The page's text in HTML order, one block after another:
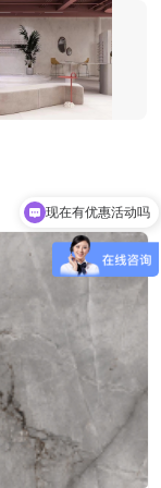
古先生成功提交需求
北胡先生成功提交需求
川贺先生成功提交需求
吴女士成功提交需求
甘先生成功提交需求
东甘先生成功提交需求
东古先生成功提交需求
北胡先生成功提交需求
川贺先生成功提交需求
吴女士成功提交需求
甘先生成功提交需求
可以介绍下你们的产品么